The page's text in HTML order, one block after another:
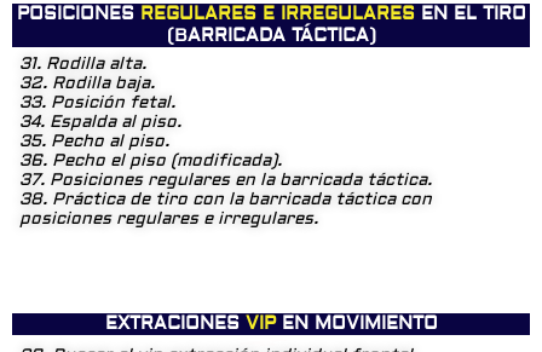
POSICIONES REGULARES E IRREGULARES EN EL TIRO
(BARRICADA TÁCTICA)
31. Rodilla alta.
32. Rodilla baja.
33. Posición fetal.
34. Espalda al piso.
35. Pecho al piso.
36. Pecho el piso (modificada).
37. Posiciones regulares en la barricada táctica.
38. Práctica de tiro con la barricada táctica con
posiciones regulares e irregulares.
EXTRACIONES VIP EN MOVIMIENTO